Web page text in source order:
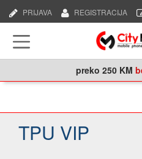
REGISTRACIJA
PRIJAVA
preko 250 KM
TPU VIP